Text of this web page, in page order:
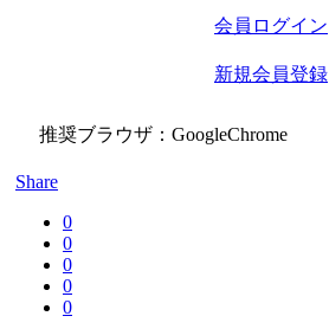
会員ログイン
新規会員登録
推奨ブラウザ：GoogleChrome
Share
0
0
0
0
0